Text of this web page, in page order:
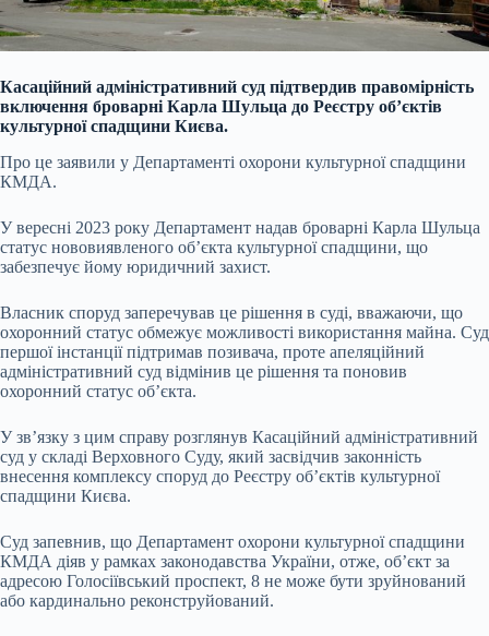
Касаційний адміністративний суд підтвердив правомірність
включення броварні Карла Шульца до Реєстру об’єктів
культурної спадщини Києва.
Про це заявили у Департаменті охорони культурної спадщини
КМДА.
У вересні 2023 року Департамент надав броварні Карла Шульца
статус нововиявленого об’єкта культурної спадщини, що
забезпечує йому юридичний захист.
Власник споруд заперечував це рішення в суді, вважаючи, що
охоронний статус обмежує можливості використання майна. Суд
першої інстанції підтримав позивача, проте апеляційний
адміністративний суд відмінив це рішення та поновив
охоронний статус об’єкта.
У зв’язку з цим справу розглянув Касаційний адміністративний
суд у складі Верховного Суду, який засвідчив законність
внесення комплексу споруд до Реєстру об’єктів культурної
спадщини Києва.
Суд запевнив, що Департамент охорони культурної спадщини
КМДА діяв у рамках законодавства України, отже, об’єкт за
адресою Голосіївський проспект, 8 не може бути зруйнований
або кардинально реконструйований.